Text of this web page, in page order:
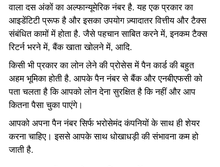
वाला दस अंकों का अल्फान्यूमेरिक नंबर है. यह एक प्रकार का
आइडेंटिटी प्रूफ है और इसका उपयोग ज़्यादातर वित्तीय और टैक्स
संबंधित कामों में होता है. जैसे पहचान साबित करने में, इनकम टैक्स
रिटर्न भरने में, बैंक खाता खोलने में, आदि.
किसी भी प्रकार का लोन लेने की प्रोसेस में पैन कार्ड की बहुत
अहम भूमिका होती है. आपके पैन नंबर से बैंक और एनबीएफसी को
पता चलता है कि आपको लोन देना सुरक्षित है कि नहीं और आप
कितना पैसा चुका पाएंगे।
आपको अपना पैन नंबर सिर्फ भरोसेमंद कंपनियों के साथ ही शेयर
करना चाहिए। इससे आपके साथ धोखाधड़ी की संभावना कम हो
जाती है.